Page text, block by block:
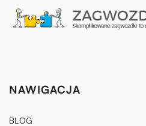
NAWIGACJA
BLOG